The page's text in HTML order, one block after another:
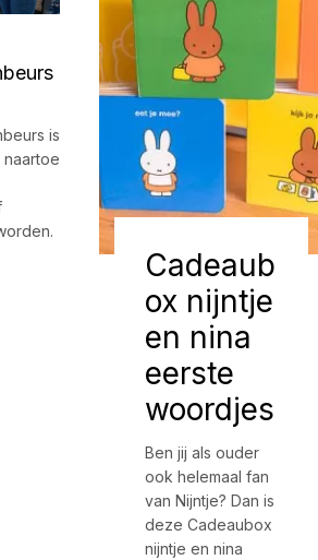
is
Cadeaub
ox nijntje
en nina
eerste
woordjes
Ben jij als ouder
ook helemaal fan
van Nijntje? Dan is
deze Cadeaubox
nijntje en nina